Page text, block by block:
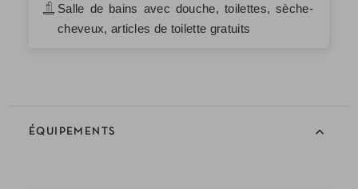
Salle de bains avec douche, toilettes, sèche-
cheveux, articles de toilette gratuits
ÉQUIPEMENTS